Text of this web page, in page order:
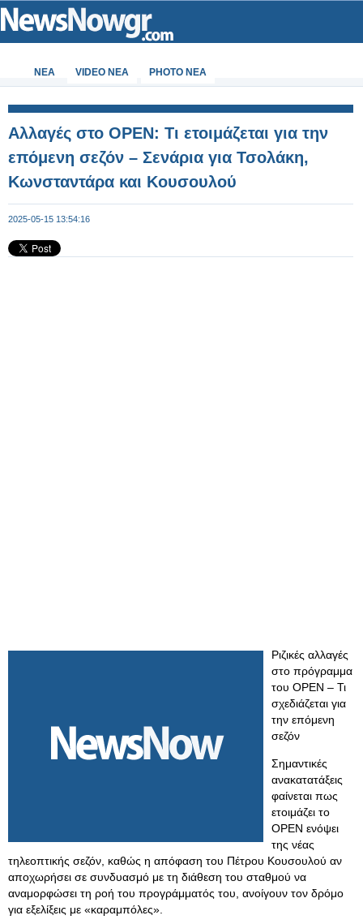
ΝΕΑ VIDEO NEA PHOTO NEA
Αλλαγές στο OPEN: Τι ετοιμάζεται για την
επόμενη σεζόν – Σενάρια για Τσολάκη,
Κωνσταντάρα και Κουσουλού
2025-05-15 13:54:16
Ριζικές αλλαγές
στο πρόγραμμα
του OPEN – Τι
σχεδιάζεται για
την επόμενη
σεζόν
Σημαντικές
ανακατατάξεις
φαίνεται πως
ετοιμάζει το
OPEN ενόψει
της νέας
τηλεοπτικής σεζόν, καθώς η απόφαση του Πέτρου Κουσουλού αν
αποχωρήσει σε συνδυασμό με τη διάθεση του σταθμού να
αναμορφώσει τη ροή του προγράμματός του, ανοίγουν τον δρόμο
για εξελίξεις με «καραμπόλες».